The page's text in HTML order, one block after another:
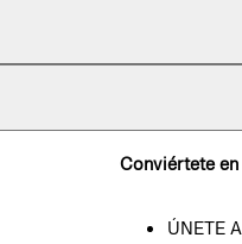
Conviértete
ÚNETE